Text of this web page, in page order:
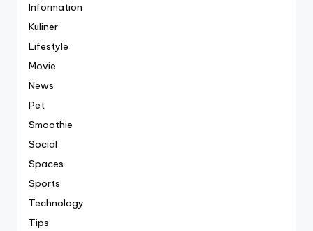
Information
Kuliner
Lifestyle
Movie
News
Pet
Smoothie
Social
Spaces
Sports
Technology
Tips